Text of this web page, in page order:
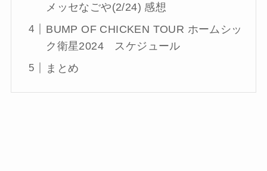
メッセなごや(2/24) 感想
BUMP OF CHICKEN TOUR ホームシッ
ク衛星2024 スケジュール
まとめ